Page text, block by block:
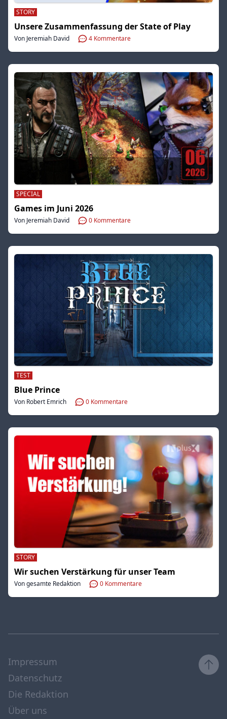
STORY
Unsere Zusammenfassung der State of Play
Von Jeremiah David 4 Kommentare
SPECIAL
Games im Juni 2026
Von Jeremiah David 0 Kommentare
TEST
Blue Prince
Von Robert Emrich 0 Kommentare
STORY
Wir suchen Verstärkung für unser Team
Von gesamte Redaktion 0 Kommentare
Impressum
Datenschutz
Die Redaktion
Über uns